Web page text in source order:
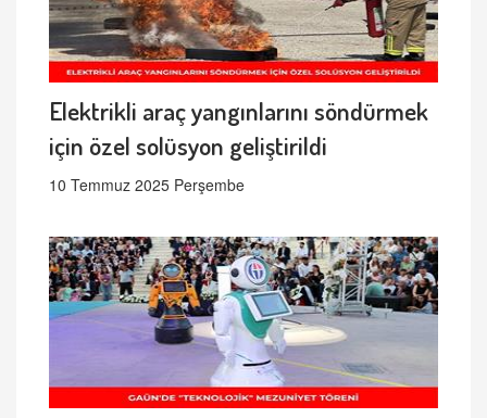
Elektrikli araç yangınlarını söndürmek
için özel solüsyon geliştirildi
10 Temmuz 2025 Perşembe